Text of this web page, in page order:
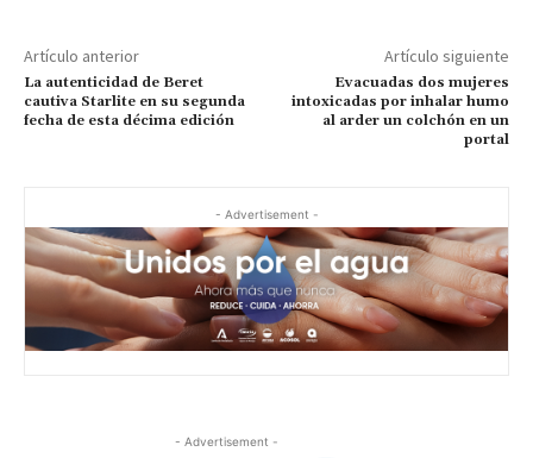
Artículo anterior
La autenticidad de Beret
cautiva Starlite en su segunda
fecha de esta décima edición
Artículo siguiente
Evacuadas dos mujeres
intoxicadas por inhalar humo
al arder un colchón en un
portal
- Advertisement -
- Advertisement -